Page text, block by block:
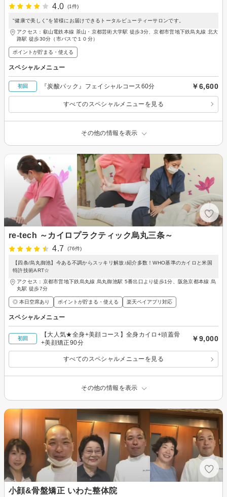
4.0 (1件)
"健康で美しく"を皆様にお届けできるトータルビューティーサロンです。
アクセス：叡山電鉄本線 茶山・京都芸術大学駅 徒歩3分、京都市営地下鉄烏丸線 北大
路駅 徒歩30分（市バスで１０分）
ポイントが貯まる・使える
スペシャルメニュー
初回 『炭酸パック』フェイシャルコース60分 ￥6,600
すべてのスペシャルメニューを見る
その他の情報を表示
re-tech ～カイロプラクティック烏丸三条～
4.7
(76件)
【四条/烏丸御池】今ある不調からスッキリ解放♪紹介多数！WHO基準のカイロと米国
特許技術ART☆
アクセス：京都市営地下鉄烏丸線 烏丸御池駅 5番出口より徒歩1分、阪急京都本線 烏
丸駅 徒歩7分
◎ 本日空席あり ポイントが貯まる・使える 楽天ペイアプリ対応
スペシャルメニュー
初回
【大人気★全身+美顔コース】全身カイロ+頭蓋骨
+美顔矯正90分
￥9,000
すべてのスペシャルメニューを見る
その他の情報を表示
小顔&骨盤矯正 いわた整体院